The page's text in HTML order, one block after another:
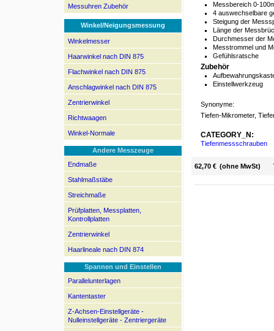
Messuhren Zubehör
Winkel/Neigungsmessung
Winkelmesser
Haarwinkel nach DIN 875
Flachwinkel nach DIN 875
Anschlagwinkel nach DIN 875
Zentrierwinkel
Richtwaagen
Winkel-Normale
Andere Messzeuge
Endmaße
Stahlmaßstäbe
Streichmaße
Prüfplatten, Messplatten,
Kontrollplatten
Zentrierwinkel
Haarlineale nach DIN 874
Spannen und Einstellen
Parallelunterlagen
Kantentaster
Z-Achsen-Einstellgeräte -
Nulleinstellgeräte - Zentriergeräte
Messbereich 0-
4 auswechselbare
Steigung der
Länge der
Durchmesser der
Messtrommel und
Gefühlsratsche
Zubehör
Einstellwerkzeug
Synonyme:
Tiefen-Mikrometer,
CATEGORY_N:
Tiefenmessschrauben
62,70 € (ohne MwSt)